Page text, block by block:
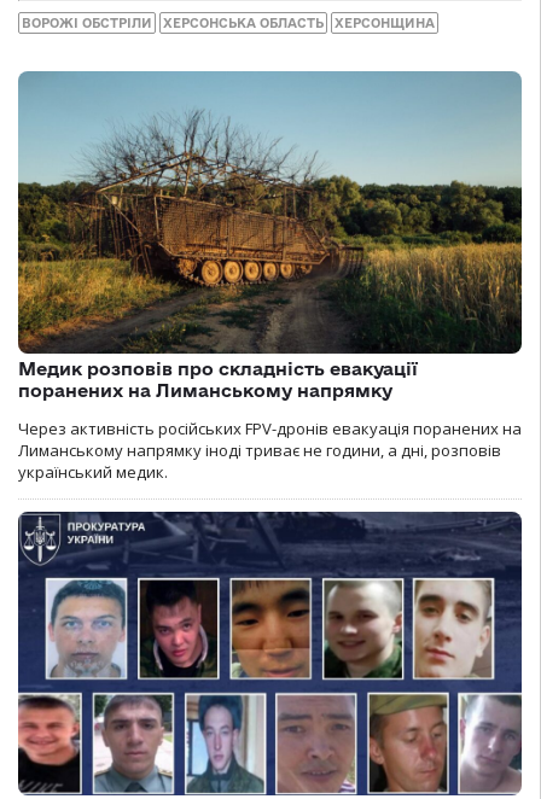
ВОРОЖІ ОБСТРІЛИ ХЕРСОНСЬКА ОБЛАСТЬ ХЕРСОНЩИНА
Медик розповів про складність евакуації
поранених на Лиманському напрямку
Через активність російських FPV-дронів евакуація поранених на
Лиманському напрямку іноді триває не години, а дні, розповів
український медик.